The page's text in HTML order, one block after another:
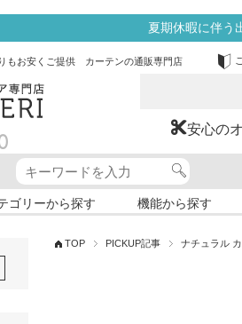
夏期休暇に伴う
もお安くご提供 カーテンの通販専門店
安心の
ゴリーから探す 機能から探す
TOP PICKUP記事 ナチュラル